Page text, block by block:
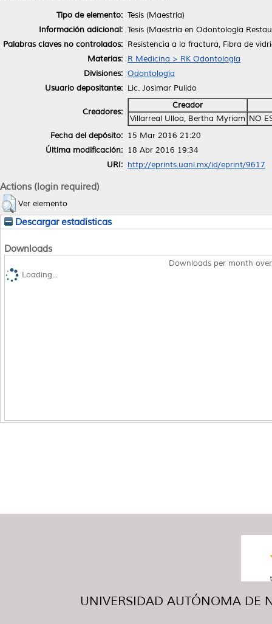
Tipo de elemento: Tesis (Maestría)
Información adicional: Tesis (Maestría en Odontología
Palabras claves no controlados: Resistencia a la fractura, Fibra de
Materias: R Medicina > RK Odontología
Divisiones: Odontología
Usuario depositante: Lic. Josimar Pulido
Creadores:
Creador
Villarreal Ulloa, Bertha Myriam NO
Fecha del depósito: 15 Mar 2016 21:20
Última modificación: 18 Abr 2016 19:34
URI: http://eprints.uanl.mx/id/eprint/9617
Actions (login required)
Ver elemento
Descargar estadísticas
Downloads
Downloads per month
Loading...
UNIVERSIDAD AUTÓNOMA DE